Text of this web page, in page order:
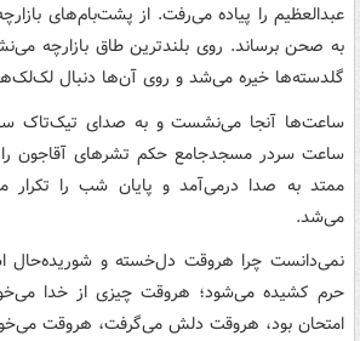
عبدالعظیم را پیاده می‌رفت. از پشت‌بام‌های
به صحن برساند. روی بلندترین طاق بازارچه
گلدسته‌ها خیره می‌شد و روی آن‌ها دنبال
ساعت‌ها آنجا می‌نشست و به صدای تیک‌تاک
ساعت سردر مسجدجامع حکم تشرهای آقاجون
ممتد به صدا درمی‌آمد و پایان شب را تکرار
می‌شد.
نمی‌دانست چرا هروقت دل‌خسته و شوریده‌حال
حرم کشیده می‌شود؛ هروقت چیزی از خدا
امتحان بود، هروقت دلش می‌گرفت، هروقت